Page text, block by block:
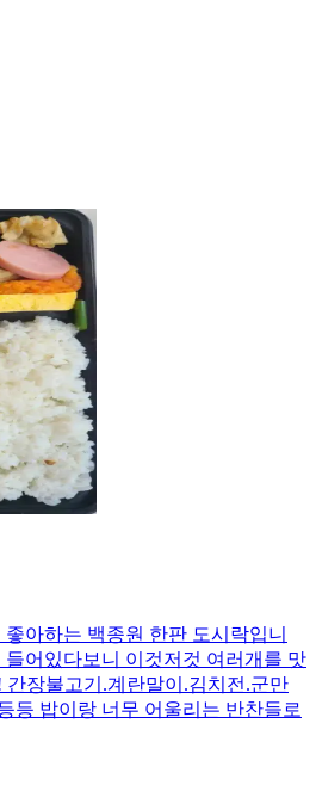
아하는 백종원 한판 도시락입니
어있다보니 이것저것 여러개를 맛
간장불고기.계란말이.김치전.군만
등 밥이랑 너무 어울리는 반찬들로